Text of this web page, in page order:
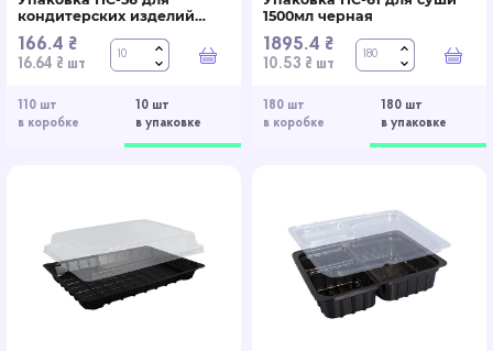
110 шт
в коробке
10 шт
в упаковке
кондитерских изделий
4300мл
166.4 ₴
16.64 ₴ шт В корзину
180 шт
в коробке
180 шт
в упаковке
1500мл черная
1895.4 ₴
10.53 ₴ шт В